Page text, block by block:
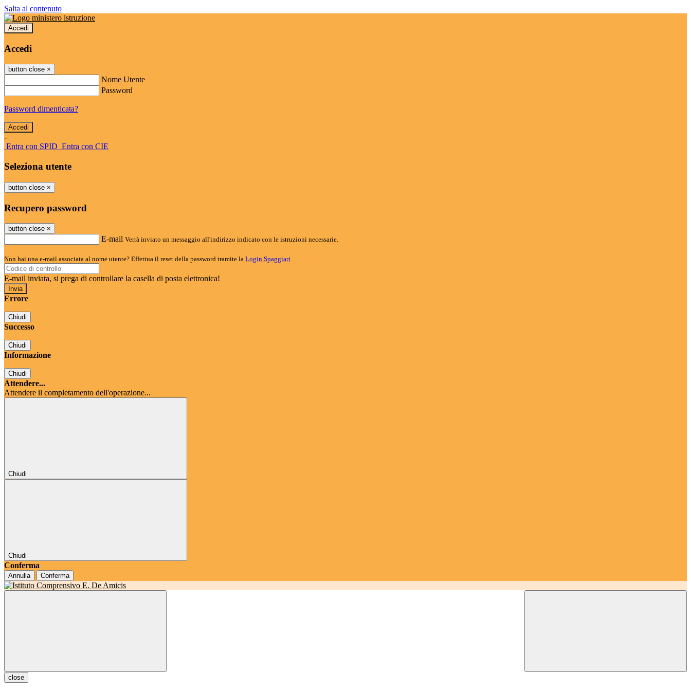
Salta al contenuto
Accedi
Accedi
button close ×
Nome Utente
Password
Password dimenticata?
-
Entra con SPID Entra con CIE
Seleziona utente
button close ×
Recupero password
button close ×
E-mail Verrà inviato un messaggio all'indirizzo indicato con le istruzioni necessarie.
Non hai una e-mail associata al nome utente? Effettua il reset della password tramite la Login Spaggiari
E-mail inviata, si prega di controllare la casella di posta elettronica!
Errore
Chiudi
Successo
Chiudi
Informazione
Chiudi
Attendere...
Attendere il completamento dell'operazione...
Chiudi
Chiudi
Conferma
Annulla Conferma
close